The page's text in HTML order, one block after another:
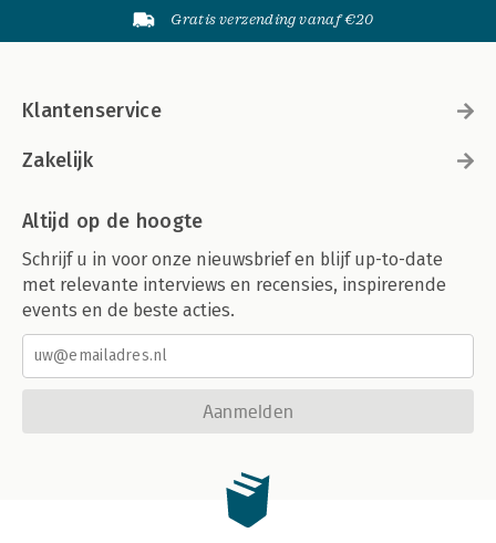
Gratis verzending vanaf €20
Klantenservice
Zakelijk
Altijd op de hoogte
Schrijf u in voor onze nieuwsbrief en blijf up-to-date
met relevante interviews en recensies, inspirerende
events en de beste acties.
Aanmelden